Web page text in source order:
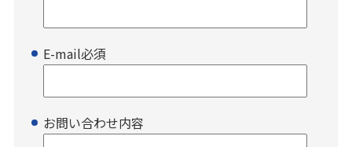
E-mail必須
お問い合わせ内容